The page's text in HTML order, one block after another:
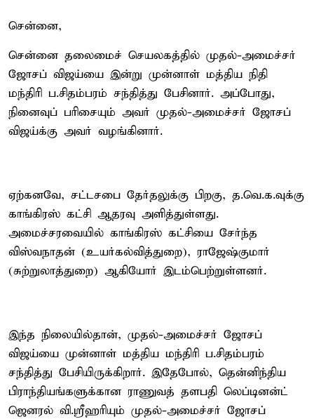
சென்னை,
சென்னை தலைமைச் செயலகத்தில் முதல்-அமைச்சர்
ஜோசப் விஜய்யை இன்று முன்னாள் மத்திய நிதி
மந்திரி ப.சிதம்பரம் சந்தித்து பேசினார். அப்போது,
நினைவுப் பரிசையும் அவர் முதல்-அமைச்சர் ஜோசப்
விஜய்க்கு அவர் வழங்கினார்.
ஏற்கனவே, சட்டசபை தேர்தலுக்கு பிறகு, த.வெ.க.வுக்கு
காங்கிரஸ் கட்சி ஆதரவு அளித்துள்ளது.
அமைச்சரவையில் காங்கிரஸ் கட்சியை சேர்ந்த
விஸ்வநாதன் (உயர்கல்வித்துறை), ராஜேஷ்குமார்
(சுற்றுலாத்துறை) ஆகியோர் இடம்பெற்றுள்ளனர்.
இந்த நிலையில்தான், முதல்-அமைச்சர் ஜோசப்
விஜய்யை முன்னாள் மத்திய மந்திரி ப.சிதம்பரம்
சந்தித்து பேசியிருக்கிறார். இதேபோல், தென்னிந்திய
பிராந்தியங்களுக்கான ராணுவத் தளபதி லெப்டினன்ட்
ஜெனரல் வி.ஸ்ரீஹரியும் முதல்-அமைச்சர் ஜோசப்